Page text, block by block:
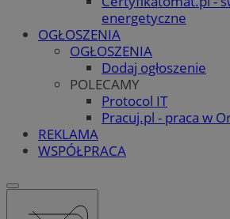
energetyczne
OGŁOSZENIA
OGŁOSZENIA
Dodaj ogłoszenie
POLECAMY
Protocol IT
Pracuj.pl - praca w
REKLAMA
WSPÓŁPRACA